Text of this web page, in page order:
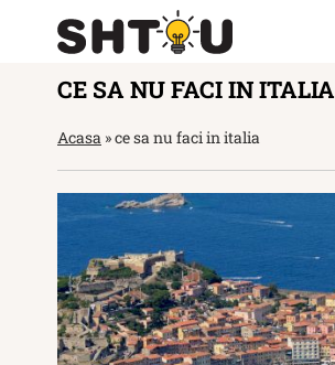
CE SA NU FACI IN ITALIA
Acasa »ce sa nu faci in italia